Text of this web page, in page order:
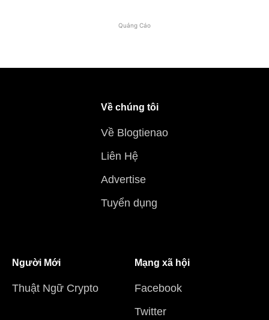
Quảng Cáo
Về chúng tôi
Về Blogtienao
Liên Hệ
Advertise
Tuyển dụng
Người Mới
Thuật Ngữ Crypto
Mạng xã hội
Facebook
Twitter